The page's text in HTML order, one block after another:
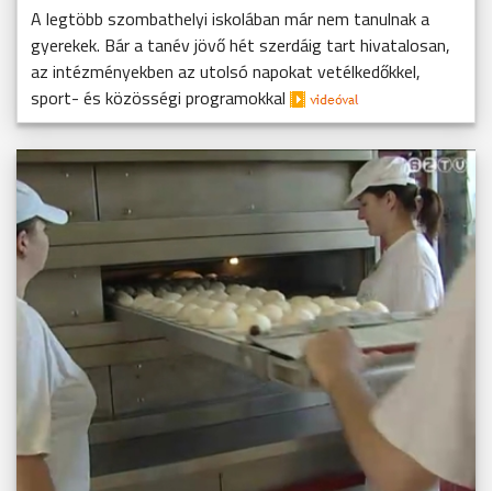
A legtöbb szombathelyi iskolában már nem tanulnak a
gyerekek. Bár a tanév jövő hét szerdáig tart hivatalosan,
az intézményekben az utolsó napokat vetélkedőkkel,
sport- és közösségi programokkal